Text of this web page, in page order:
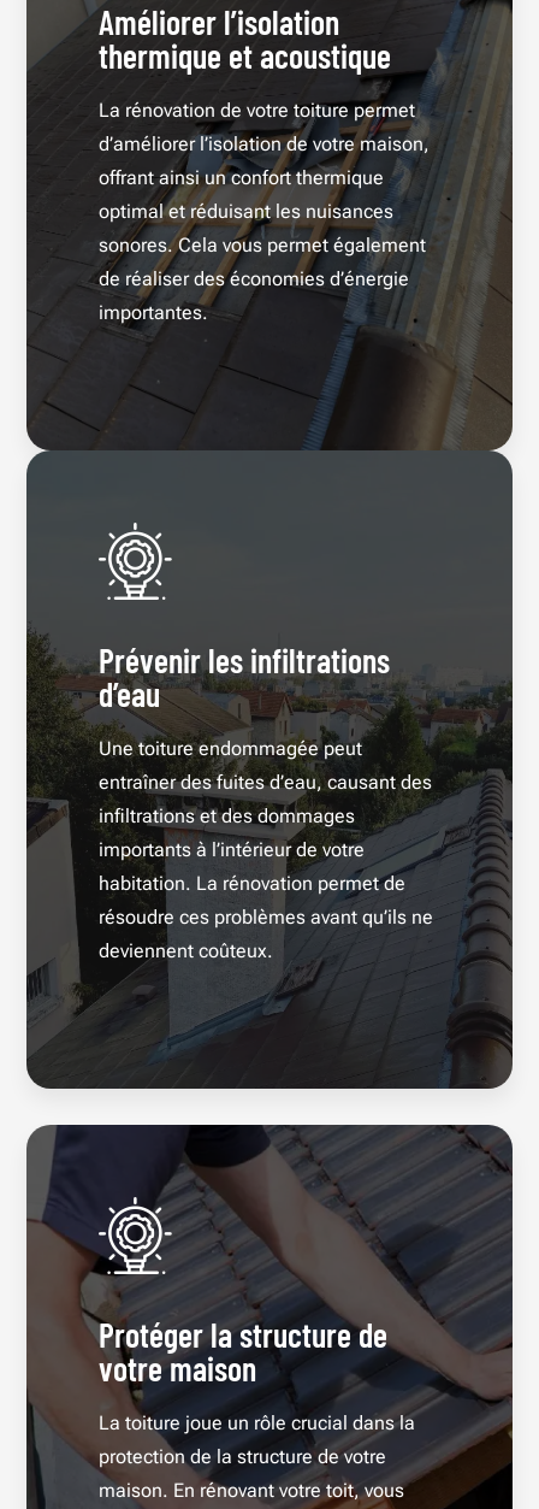
Améliorer l’isolation
thermique et acoustique
La rénovation de votre toiture permet
d’améliorer l’isolation de votre maison,
offrant ainsi un confort thermique
optimal et réduisant les nuisances
sonores. Cela vous permet également
de réaliser des économies d’énergie
importantes.
Prévenir les infiltrations
d’eau
Une toiture endommagée peut
entraîner des fuites d’eau, causant des
infiltrations et des dommages
importants à l’intérieur de votre
habitation. La rénovation permet de
résoudre ces problèmes avant qu’ils ne
deviennent coûteux.
Protéger la structure de
votre maison
La toiture joue un rôle crucial dans la
protection de la structure de votre
maison. En rénovant votre toit, vous